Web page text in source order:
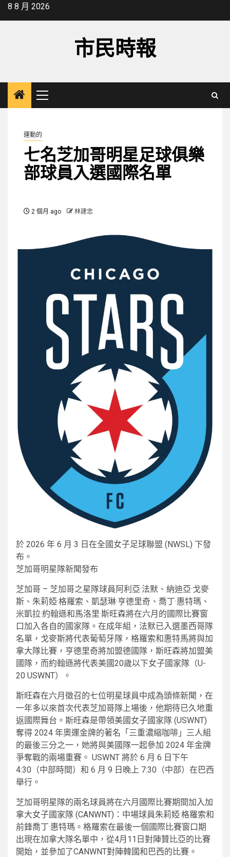
Skip8 8 月 2026
市民時報
Primary
Menu
運動的
七名芝加哥明星足球俱樂
部球員入選國際名單
2 個月 ago 林建忠
於 2026 年 6 月 3 日在全國女子足球聯盟 (NWSL) 下發
布。
芝加哥明星隊新聞發布
芝加哥 – 芝加哥之星隊球員阿利亞·法默、納迪亞·戈麥
斯、朱莉婭·格羅索、凱瑟琳·亨德里奇、喬丁·惠特瑪、
米凱拉·約翰遜和馬洛里·斯旺森將在六月的國際比賽窗
口加入各自的國家隊。在成年組，法默已入選墨西哥隊
名單，戈麥斯將代表葡萄牙隊，格羅索和惠特馬將與加
拿大隊比賽，亨德里奇將加盟德國隊，斯旺森將加盟美
國隊，而約翰遜將代表美國20歲以下女子國家隊（U-
20 USWNT）。
斯旺森在六月徵召的七位明星球員中成為頭條新聞，在
一年多以來首次代表芝加哥隊上場後，他期待已久地重
返國際舞台。斯旺森是帶領美國女子國家隊 (USWNT)
奪得 2024 年奧運金牌的著名「三重濃縮咖啡」三人組
的最後三分之一，她將與美國隊一起參加 2024 年金牌
爭奪戰的兩場重賽。 USWNT 將於 6 月 6 日下午
4:30（中部時間）和 6 月 9 日晚上 7:30（中部）在巴西
舉行。
芝加哥明星隊的兩名球員將在六月國際比賽期間加入加
拿大女子國家隊 (CANWNT)：中場球員朱莉婭·格羅索和
前鋒喬丁·惠特瑪。格羅索在最後一個國際比賽窗口期
出現在加拿大隊名單中，從4月11日對陣贊比亞的比賽
開始，並參加了CANWNT對陣韓國和巴西的比賽。